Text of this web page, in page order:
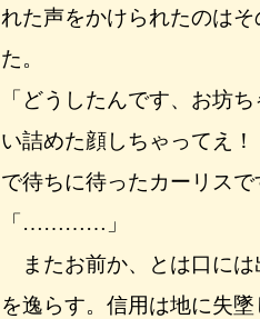
れた声をかけられたのは
た。
「どうしたんです、お坊
い詰めた顔しちゃってえ
で待ちに待ったカーリス
「…………」
またお前か、とは口には
を逸らす。信用は地に失